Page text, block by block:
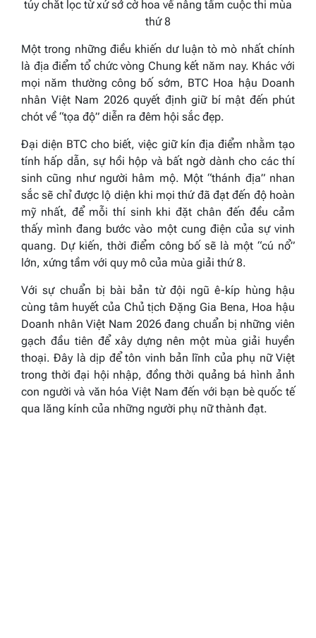
túy chắt lọc từ xứ sở cờ hoa về nâng tầm cuộc thi mùa
thứ 8
Một trong những điều khiến dư luận tò mò nhất chính
là địa điểm tổ chức vòng Chung kết năm nay. Khác với
mọi năm thường công bố sớm, BTC Hoa hậu Doanh
nhân Việt Nam 2026 quyết định giữ bí mật đến phút
chót về “tọa độ” diễn ra đêm hội sắc đẹp.
Đại diện BTC cho biết, việc giữ kín địa điểm nhằm tạo
tính hấp dẫn, sự hồi hộp và bất ngờ dành cho các thí
sinh cũng như người hâm mộ. Một “thánh địa” nhan
sắc sẽ chỉ được lộ diện khi mọi thứ đã đạt đến độ hoàn
mỹ nhất, để mỗi thí sinh khi đặt chân đến đều cảm
thấy mình đang bước vào một cung điện của sự vinh
quang. Dự kiến, thời điểm công bố sẽ là một “cú nổ”
lớn, xứng tầm với quy mô của mùa giải thứ 8.
Với sự chuẩn bị bài bản từ đội ngũ ê-kíp hùng hậu
cùng tâm huyết của Chủ tịch Đặng Gia Bena, Hoa hậu
Doanh nhân Việt Nam 2026 đang chuẩn bị những viên
gạch đầu tiên để xây dựng nên một mùa giải huyền
thoại. Đây là dịp để tôn vinh bản lĩnh của phụ nữ Việt
trong thời đại hội nhập, đồng thời quảng bá hình ảnh
con người và văn hóa Việt Nam đến với bạn bè quốc tế
qua lăng kính của những người phụ nữ thành đạt.